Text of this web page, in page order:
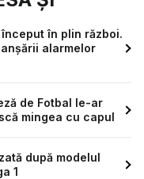
în plin război.
alarmelor
de Fotbal le-ar
mingea cu capul
după modelul
1